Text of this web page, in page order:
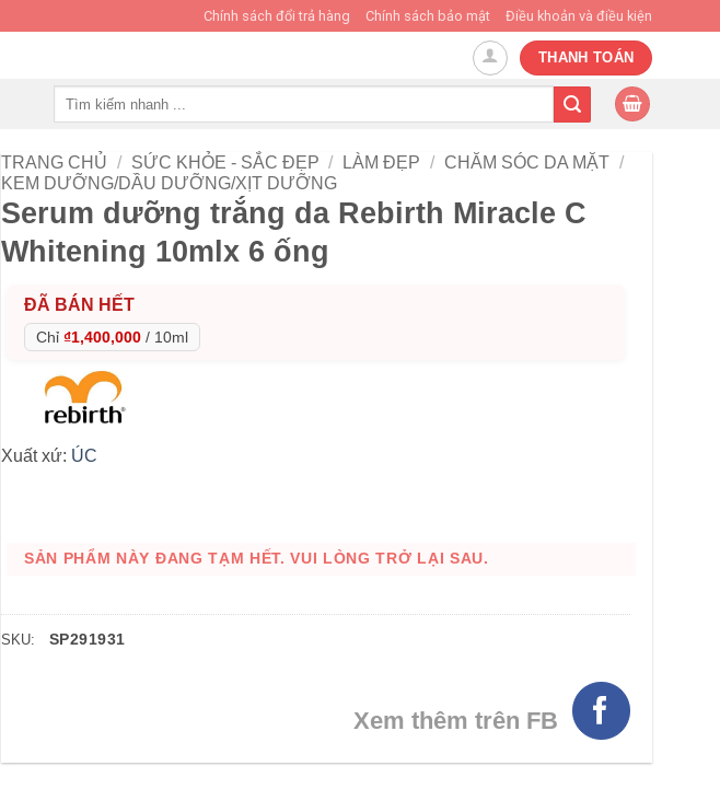
Chính sách đổi trả hàng Chính sách bảo mật Điều khoản và điều kiện
THANH TOÁN
TRANG CHỦ / SỨC KHỎE - SẮC ĐẸP / LÀM ĐẸP / CHĂM SÓC DA MẶT /
KEM DƯỠNG/DẦU DƯỠNG/XỊT DƯỠNG
Serum dưỡng trắng da Rebirth Miracle C
Whitening 10mlx 6 ống
ĐÃ BÁN HẾT
Chỉ ₫1,400,000 / 10ml
Xuất xứ: ÚC
SẢN PHẨM NÀY ĐANG TẠM HẾT. VUI LÒNG TRỞ LẠI SAU.
SKU: SP291931
Xem thêm trên FB